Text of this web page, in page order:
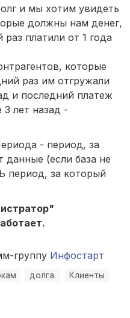
и мы хотим увидеть
должны нам денег,
платили от 1 года
которые
раз им отгружали
и последний платеж
лет назад -
- период, за
данные (если база не
период, за который
группу Инфостарт
долга.
Клиенты